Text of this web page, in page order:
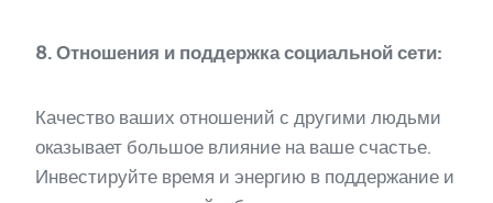
8. Отношения и поддержка социальной сети:
Качество ваших отношений с другими людьми
оказывает большое влияние на ваше счастье.
Инвестируйте время и энергию в поддержание и